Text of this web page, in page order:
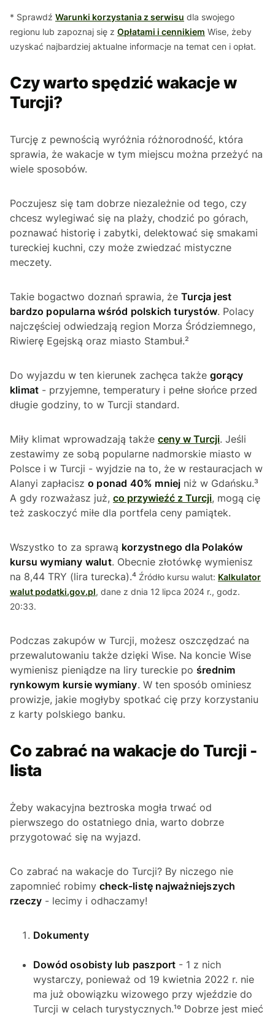
* Sprawdź Warunki korzystania z serwisu dla swojego
regionu lub zapoznaj się z Opłatami i cennikiem Wise, żeby
uzyskać najbardziej aktualne informacje na temat cen i opłat.
Czy warto spędzić wakacje w
Turcji?
Turcję z pewnością wyróżnia różnorodność, która
sprawia, że wakacje w tym miejscu można przeżyć na
wiele sposobów.
Poczujesz się tam dobrze niezależnie od tego, czy
chcesz wylegiwać się na plaży, chodzić po górach,
poznawać historię i zabytki, delektować się smakami
tureckiej kuchni, czy może zwiedzać mistyczne
meczety.
Takie bogactwo doznań sprawia, że Turcja jest
bardzo popularna wśród polskich turystów. Polacy
najczęściej odwiedzają region Morza Śródziemnego,
Riwierę Egejską oraz miasto Stambuł.²
Do wyjazdu w ten kierunek zachęca także gorący
klimat - przyjemne, temperatury i pełne słońce przed
długie godziny, to w Turcji standard.
Miły klimat wprowadzają także ceny w Turcji. Jeśli
zestawimy ze sobą popularne nadmorskie miasto w
Polsce i w Turcji - wyjdzie na to, że w restauracjach w
Alanyi zapłacisz o ponad 40% mniej niż w Gdańsku.³
A gdy rozważasz już, co przywieźć z Turcji, mogą cię
też zaskoczyć miłe dla portfela ceny pamiątek.
Wszystko to za sprawą korzystnego dla Polaków
kursu wymiany walut. Obecnie złotówkę wymienisz
na 8,44 TRY (lira turecka).⁴ Źródło kursu walut: Kalkulator
walut podatki.gov.pl, dane z dnia 12 lipca 2024 r., godz.
20:33.
Podczas zakupów w Turcji, możesz oszczędzać na
przewalutowaniu także dzięki Wise. Na koncie Wise
wymienisz pieniądze na liry tureckie po średnim
rynkowym kursie wymiany. W ten sposób ominiesz
prowizje, jakie mogłyby spotkać cię przy korzystaniu
z karty polskiego banku.
Co zabrać na wakacje do Turcji -
lista
Żeby wakacyjna beztroska mogła trwać od
pierwszego do ostatniego dnia, warto dobrze
przygotować się na wyjazd.
Co zabrać na wakacje do Turcji? By niczego nie
zapomnieć robimy check-listę najważniejszych
rzeczy - lecimy i odhaczamy!
Dokumenty
Dowód osobisty lub paszport - 1 z nich
wystarczy, ponieważ od 19 kwietnia 2022 r. nie
ma już obowiązku wizowego przy wjeździe do
Turcji w celach turystycznych.¹º Dobrze jest mieć